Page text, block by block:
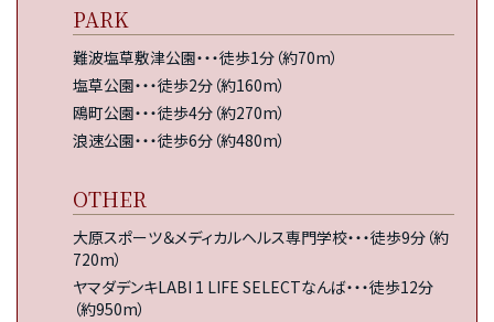
PARK
難波塩草敷津公園・・・徒歩1分（約70m）
塩草公園・・・徒歩2分（約160m）
鴎町公園・・・徒歩4分（約270m）
浪速公園・・・徒歩6分（約480m）
OTHER
大原スポーツ＆メディカルヘルス専門学校・・・徒歩9分（約
720m）
ヤマダデンキLABI 1 LIFE SELECTなんば・・・徒歩12分
（約950m）